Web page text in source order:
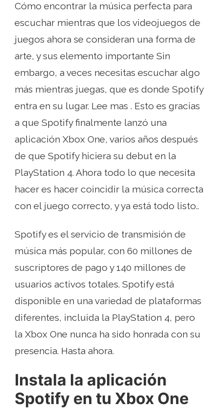
Cómo encontrar la música perfecta para
escuchar mientras que los videojuegos de
juegos ahora se consideran una forma de
arte, y sus elemento importante Sin
embargo, a veces necesitas escuchar algo
más mientras juegas, que es donde Spotify
entra en su lugar. Lee mas . Esto es gracias
a que Spotify finalmente lanzó una
aplicación Xbox One, varios años después
de que Spotify hiciera su debut en la
PlayStation 4. Ahora todo lo que necesita
hacer es hacer coincidir la música correcta
con el juego correcto, y ya está todo listo..
Spotify es el servicio de transmisión de
música más popular, con 60 millones de
suscriptores de pago y 140 millones de
usuarios activos totales. Spotify está
disponible en una variedad de plataformas
diferentes, incluida la PlayStation 4, pero
la Xbox One nunca ha sido honrada con su
presencia. Hasta ahora.
Instala la aplicación
Spotify en tu Xbox One